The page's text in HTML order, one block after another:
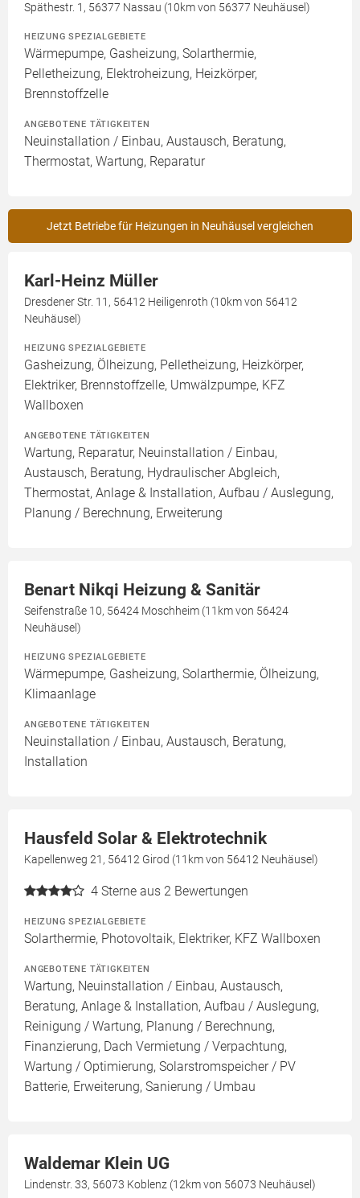
Späthestr. 1, 56377 Nassau (10km von 56377 Neuhäusel)
HEIZUNG SPEZIALGEBIETE
Wärmepumpe, Gasheizung, Solarthermie,
Pelletheizung, Elektroheizung, Heizkörper,
Brennstoffzelle
ANGEBOTENE TÄTIGKEITEN
Neuinstallation / Einbau, Austausch, Beratung,
Thermostat, Wartung, Reparatur
Jetzt Betriebe für Heizungen in Neuhäusel vergleichen
Karl-Heinz Müller
Dresdener Str. 11, 56412 Heiligenroth (10km von 56412
Neuhäusel)
HEIZUNG SPEZIALGEBIETE
Gasheizung, Ölheizung, Pelletheizung, Heizkörper,
Elektriker, Brennstoffzelle, Umwälzpumpe, KFZ
Wallboxen
ANGEBOTENE TÄTIGKEITEN
Wartung, Reparatur, Neuinstallation / Einbau,
Austausch, Beratung, Hydraulischer Abgleich,
Thermostat, Anlage & Installation, Aufbau / Auslegung,
Planung / Berechnung, Erweiterung
Benart Nikqi Heizung & Sanitär
Seifenstraße 10, 56424 Moschheim (11km von 56424
Neuhäusel)
HEIZUNG SPEZIALGEBIETE
Wärmepumpe, Gasheizung, Solarthermie, Ölheizung,
Klimaanlage
ANGEBOTENE TÄTIGKEITEN
Neuinstallation / Einbau, Austausch, Beratung,
Installation
Hausfeld Solar & Elektrotechnik
Kapellenweg 21, 56412 Girod (11km von 56412 Neuhäusel)
4 Sterne aus 2 Bewertungen
HEIZUNG SPEZIALGEBIETE
Solarthermie, Photovoltaik, Elektriker, KFZ Wallboxen
ANGEBOTENE TÄTIGKEITEN
Wartung, Neuinstallation / Einbau, Austausch,
Beratung, Anlage & Installation, Aufbau / Auslegung,
Reinigung / Wartung, Planung / Berechnung,
Finanzierung, Dach Vermietung / Verpachtung,
Wartung / Optimierung, Solarstromspeicher / PV
Batterie, Erweiterung, Sanierung / Umbau
Waldemar Klein UG
Lindenstr. 33, 56073 Koblenz (12km von 56073 Neuhäusel)